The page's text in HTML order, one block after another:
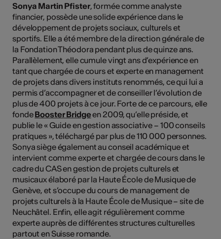
Sonya Martin Pfister, formée comme analyste
financier, possède une solide expérience dans le
développement de projets sociaux, culturels et
sportifs. Elle a été membre de la direction générale de
la Fondation Théodora pendant plus de quinze ans.
Parallèlement, elle cumule vingt ans d’expérience en
tant que chargée de cours et experte en management
de projets dans divers instituts renommés, ce qui lui a
permis d’accompagner et de conseiller l’évolution de
plus de 400 projets à ce jour. Forte de ce parcours, elle
fondeBooster Bridgeen 2009, qu’elle préside, et
publie le « Guide en gestion associative – 100 conseils
pratiques », téléchargé par plus de 110 000 personnes.
Sonya siège également au conseil académique et
intervient comme experte et chargée de cours dans le
cadre du CAS en gestion de projets culturels et
musicaux élaboré par la Haute École de Musique de
Genève, et s’occupe du cours de management de
projets culturels à la Haute École de Musique – site de
Neuchâtel. Enfin, elle agit régulièrement comme
experte auprès de différentes structures culturelles
partout en Suisse romande.